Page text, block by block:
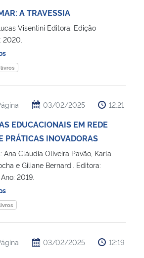
A TRAVESSIA
Visentini Editora: Edição
2020.
livros
03/02/2025 12:21
EDUCACIONAIS EM REDE
PRÁTICAS INOVADORAS
Ana Cláudia Oliveira Pavão, Karla
e Giliane Bernardi. Editora:
2019.
03/02/2025 12:19